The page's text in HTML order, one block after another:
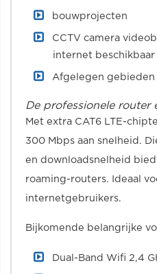
bouwprojecten
CCTV camera
internet beschikbaar
Afgelegen gebieden
De professionele router
Met extra CAT6 LTE-
300 Mbps aan snelheid.
en downloadsnelheid
roaming-routers. Ideaal
internetgebruikers.
Bijkomende belangrijke
Dual-Band Wifi 2,4